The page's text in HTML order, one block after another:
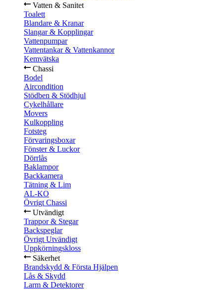
Vatten & Sanitet
Toalett
Blandare & Kranar
Slangar & Kopplingar
Vattenpumpar
Vattentankar & Vattenkannor
Kemvätska
Chassi
Bodel
Aircondition
Stödben & Stödhjul
Cykelhållare
Movers
Kulkoppling
Fotsteg
Förvaringsboxar
Fönster & Luckor
Dörrlås
Baklampor
Backkamera
Tätning & Lim
AL-KO
Övrigt Chassi
Utvändigt
Trappor & Stegar
Backspeglar
Övrigt Utvändigt
Uppkörningskloss
Säkerhet
Brandskydd & Första Hjälpen
Lås & Skydd
Larm & Detektorer